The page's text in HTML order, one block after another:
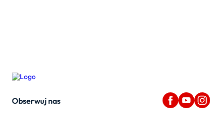
Obserwuj nas